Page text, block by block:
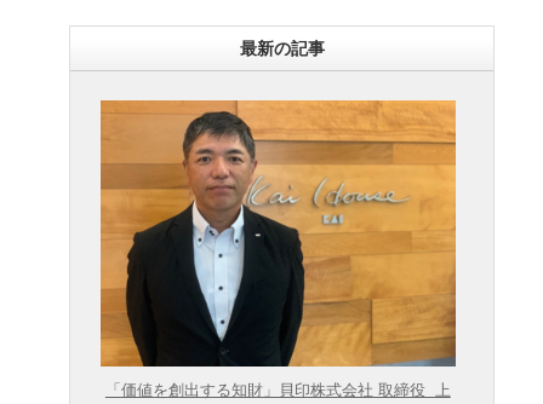
最新の記事
「価値を創出する知財」貝印株式会社 取締役 上